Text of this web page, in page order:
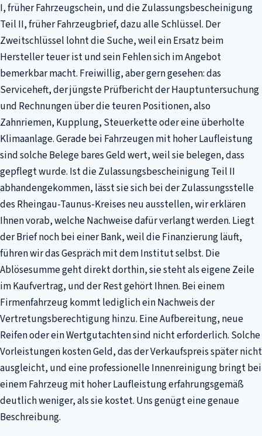
I, früher Fahrzeugschein, und die Zulassungsbescheinigung
Teil II, früher Fahrzeugbrief, dazu alle Schlüssel. Der
Zweitschlüssel lohnt die Suche, weil ein Ersatz beim
Hersteller teuer ist und sein Fehlen sich im Angebot
bemerkbar macht. Freiwillig, aber gern gesehen: das
Serviceheft, der jüngste Prüfbericht der Hauptuntersuchung
und Rechnungen über die teuren Positionen, also
Zahnriemen, Kupplung, Steuerkette oder eine überholte
Klimaanlage. Gerade bei Fahrzeugen mit hoher Laufleistung
sind solche Belege bares Geld wert, weil sie belegen, dass
gepflegt wurde. Ist die Zulassungsbescheinigung Teil II
abhandengekommen, lässt sie sich bei der Zulassungsstelle
des Rheingau-Taunus-Kreises neu ausstellen, wir erklären
Ihnen vorab, welche Nachweise dafür verlangt werden. Liegt
der Brief noch bei einer Bank, weil die Finanzierung läuft,
führen wir das Gespräch mit dem Institut selbst. Die
Ablösesumme geht direkt dorthin, sie steht als eigene Zeile
im Kaufvertrag, und der Rest gehört Ihnen. Bei einem
Firmenfahrzeug kommt lediglich ein Nachweis der
Vertretungsberechtigung hinzu. Eine Aufbereitung, neue
Reifen oder ein Wertgutachten sind nicht erforderlich. Solche
Vorleistungen kosten Geld, das der Verkaufspreis später nicht
ausgleicht, und eine professionelle Innenreinigung bringt bei
einem Fahrzeug mit hoher Laufleistung erfahrungsgemäß
deutlich weniger, als sie kostet. Uns genügt eine genaue
Beschreibung.